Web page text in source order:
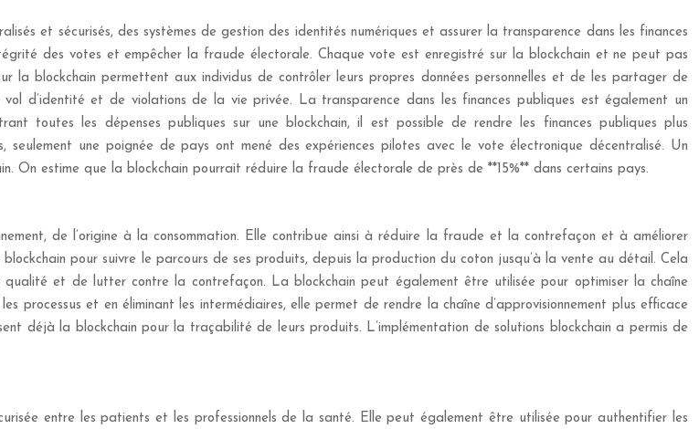
et sécurisés, des systèmes de gestion des identités numériques et assurer la transparence dans les finances
des votes et empêcher la fraude électorale. Chaque vote est enregistré sur la blockchain et ne peut pas
la blockchain permettent aux individus de contrôler leurs propres données personnelles et de les partager de
d’identité et de violations de la vie privée. La transparence dans les finances publiques est également un
toutes les dépenses publiques sur une blockchain, il est possible de rendre les finances publiques plus
une poignée de pays ont mené des expériences pilotes avec le vote électronique décentralisé. Un
On estime que la blockchain pourrait réduire la fraude électorale de près de **15%** dans certains pays.
de l’origine à la consommation. Elle contribue ainsi à réduire la fraude et la contrefaçon et à améliorer
pour suivre le parcours de ses produits, depuis la production du coton jusqu’à la vente au détail. Cela
qualité et de lutter contre la contrefaçon. La blockchain peut également être utilisée pour optimiser la chaîne
processus et en éliminant les intermédiaires, elle permet de rendre la chaîne d’approvisionnement plus efficace
déjà la blockchain pour la traçabilité de leurs produits. L’implémentation de solutions blockchain a permis de
entre les patients et les professionnels de la santé. Elle peut également être utilisée pour authentifier les